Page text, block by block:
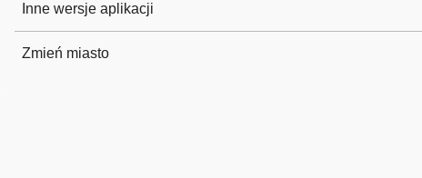
Inne wersje aplikacji
Zmień miasto